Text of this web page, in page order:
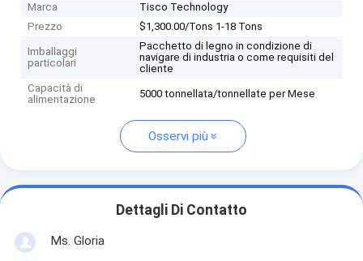
Marca
Tisco Technology
Prezzo
$1,300.00/Tons 1-18 Tons
Imballaggi
particolari
Pacchetto di legno in condizione di
navigare di industria o come requisiti del
cliente
Capacità di
alimentazione
5000 tonnellata/tonnellate per Mese
Osservi più
Dettagli Di Contatto
Ms. Gloria